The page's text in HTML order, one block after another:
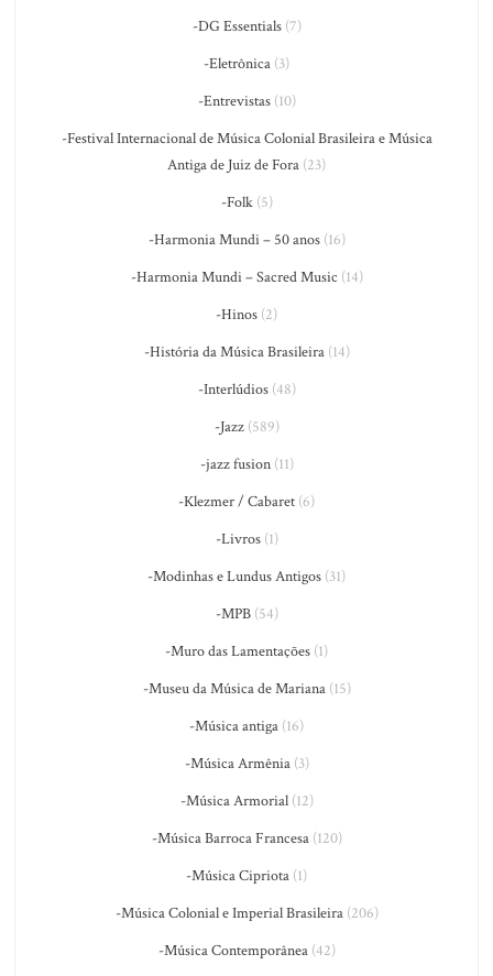
-DG Essentials(7)
-Eletrônica (3)
-Entrevistas(10)
-Festival Internacional de Música Colonial Brasileira e Música
Antiga de Juiz de Fora (23)
-Folk(5)
-Harmonia Mundi – 50 anos(16)
-Harmonia Mundi – Sacred Music (14)
-Hinos (2)
-História da Música Brasileira(14)
-Interlúdios(48)
-Jazz(589)
-jazz fusion(11)
-Klezmer / Cabaret (6)
-Livros(1)
-Modinhas e Lundus Antigos (31)
-MPB(54)
-Muro das Lamentações (1)
-Museu da Música de Mariana(15)
-Música antiga (16)
-Música Armênia(3)
-Música Armorial(12)
-Música Barroca Francesa(120)
-Música Cipriota (1)
-Música Colonial e Imperial Brasileira(206)
-Música Contemporânea(42)